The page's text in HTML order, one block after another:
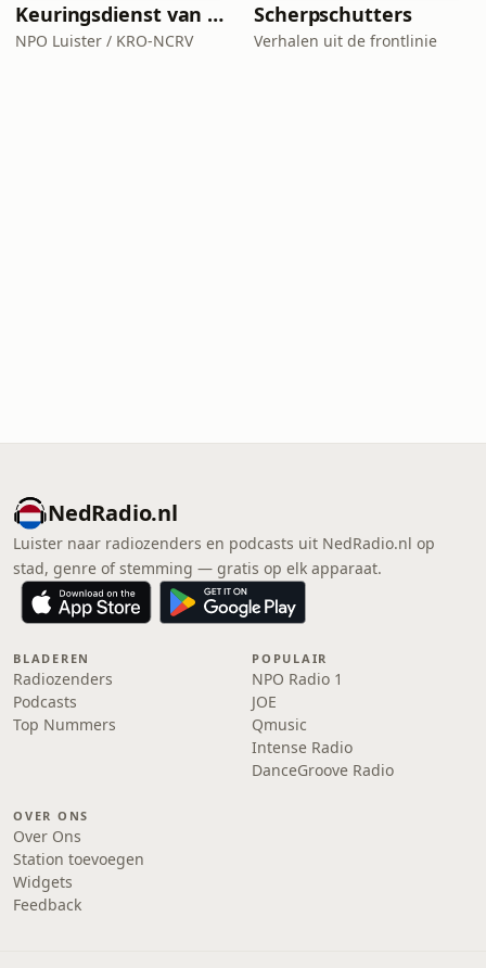
Keuringsdienst van Waarde
NPO Luister / KRO-NCRV
Scherpschutters
Verhalen uit de frontlinie
NedRadio.nl
Luister naar radiozenders en podcasts uit NedRadio.nl op
stad, genre of stemming — gratis op elk apparaat.
BLADEREN
Radiozenders
Podcasts
Top Nummers
POPULAIR
NPO Radio 1
JOE
Qmusic
Intense Radio
DanceGroove Radio
OVER ONS
Over Ons
Station toevoegen
Widgets
Feedback